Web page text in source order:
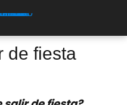
de fiesta